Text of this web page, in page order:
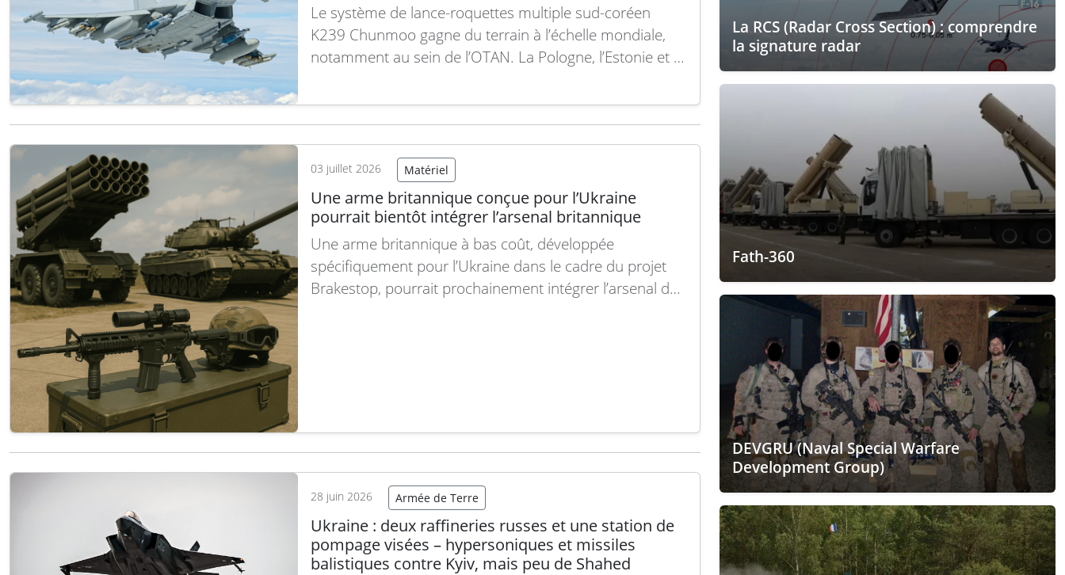
Le système de lance-roquettes multiple sud-coréen
K239 Chunmoo gagne du terrain à l’échelle mondiale,
notamment au sein de l’OTAN. La Pologne, l’Estonie et la
Aerospace pour ces systèmes montés sur camion. En
Norvège, les responsables ont même préféré le
Chunmoo au système…Lire la suite
03 juillet 2026 Matériel
Une arme britannique conçue pour l’Ukraine
pourrait bientôt intégrer l’arsenal britannique
Une arme britannique à bas coût, développée
spécifiquement pour l’Ukraine dans le cadre du projet
Brakestop, pourrait prochainement intégrer l’arsenal des
28 juin 2026 Armée de Terre
Ukraine : deux raffineries russes et une station de
pompage visées – hypersoniques et missiles
balistiques contre Kyiv, mais peu de Shahed
La RCS (Radar Cross Section) : comprendre
la signature radar
Fath-360
DEVGRU (Naval Special Warfare
Development Group)